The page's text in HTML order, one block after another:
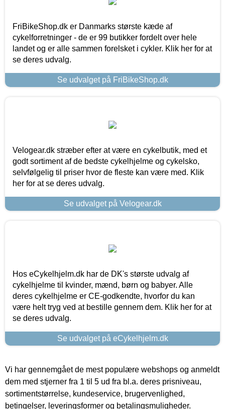
FriBikeShop.dk er Danmarks største kæde af
cykelforretninger - de er 99 butikker fordelt over hele
landet og er alle sammen forelsket i cykler. Klik her for at
se deres udvalg.
Se udvalget på FriBikeShop.dk
Velogear.dk stræber efter at være en cykelbutik, med et
godt sortiment af de bedste cykelhjelme og cykelsko,
selvfølgelig til priser hvor de fleste kan være med. Klik
her for at se deres udvalg.
Se udvalget på Velogear.dk
Hos eCykelhjelm.dk har de DK's største udvalg af
cykelhjelme til kvinder, mænd, børn og babyer. Alle
deres cykelhjelme er CE-godkendte, hvorfor du kan
være helt tryg ved at bestille gennem dem. Klik her for at
se deres udvalg.
Se udvalget på eCykelhjelm.dk
Vi har gennemgået de mest populære webshops og anmeldt
dem med stjerner fra 1 til 5 ud fra bl.a. deres prisniveau,
sortimentstørrelse, kundeservice, brugervenlighed,
betingelser, leveringsformer og betalingsmuligheder.